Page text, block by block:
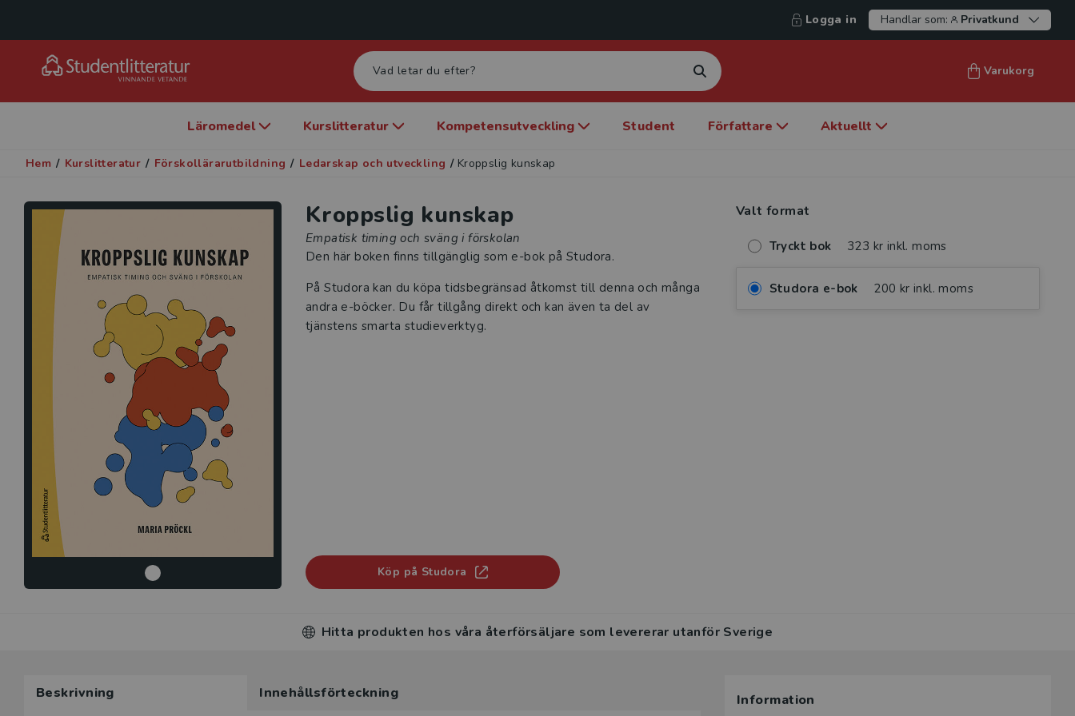
Logga in Handlar som: Privatkund
Varukorg
Läromedel Kurslitteratur Kompetensutveckling Student Författare Aktuellt
Hem / Kurslitteratur / Förskollärarutbildning / Ledarskap och utveckling / Kroppslig kunskap
Kroppslig kunskap
Empatisk timing och sväng i förskolan
Den här boken finns tillgänglig som e-bok på Studora.
På Studora kan du köpa tidsbegränsad åtkomst till denna och många
andra e-böcker. Du får tillgång direkt och kan även ta del av
tjänstens smarta studieverktyg.
Köp på Studora
Valt format
Tryckt bok 323 kr inkl. moms
Studora e-bok 200 kr inkl. moms
Hitta produkten hos våra återförsäljare som levererar utanför Sverige
Beskrivning Innehållsförteckning Information